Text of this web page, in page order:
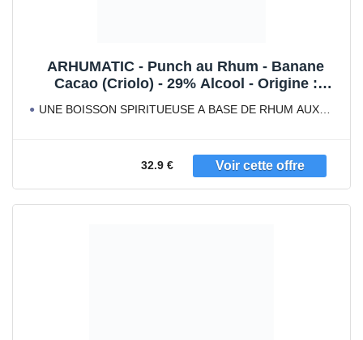
ARHUMATIC - Punch au Rhum - Banane
Cacao (Criolo) - 29% Alcool - Origine :
Fabrication artisanale - 70 cl
UNE BOISSON SPIRITUEUSE A BASE DE RHUM AUX
32.9 €